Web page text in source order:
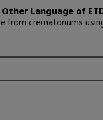
Language of
from crematoriums